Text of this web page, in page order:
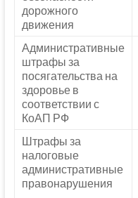
дорожного
движения
Административные
штрафы за
посягательства на
здоровье в
соответствии с
КоАП РФ
Штрафы за
налоговые
административные
правонарушения